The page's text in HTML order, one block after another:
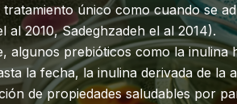
único como cuando se
al 2010, Sadeghzadeh el al 2014).
algunos prebióticos como la
la fecha, la inulina derivada de
de propiedades saludables por